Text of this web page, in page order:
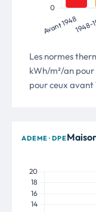
Les normes
kWh/m²/an pour
pour ceux avant
ADEME · DPE